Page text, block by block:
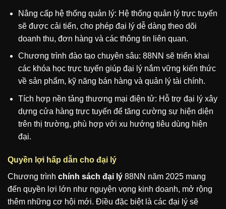
Nâng cấp hệ thống quản lý: Hệ thống quản lý trực tuyến
sẽ được cải tiến, cho phép đại lý dễ dàng theo dõi
doanh thu, đơn hàng và các thông tin liên quan.
Chương trình đào tạo chuyên sâu: 88NN sẽ triển khai
các khóa học trực tuyến giúp đại lý nắm vững kiến thức
về sản phẩm, kỹ năng bán hàng và quản lý tài chính.
Tích hợp nền tảng thương mại điện tử: Hỗ trợ đại lý xây
dựng cửa hàng trực tuyến để tăng cường sự hiện diện
trên thị trường, phù hợp với xu hướng tiêu dùng hiện
đại.
Quyền lợi hấp dẫn cho đại lý
Chương trình chính sách đại lý 88NN năm 2025 mang
đến quyền lợi lớn như nguyện vọng kinh doanh, mở rộng
thêm những cơ hội mới. Điều đặc biệt là các đại lý sẽ